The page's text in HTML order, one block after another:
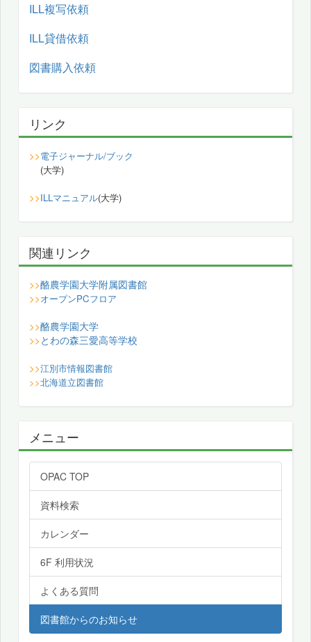
ILL複写依頼
ILL貸借依頼
図書購入依頼
リンク
>>電子ジャーナル/ブック
(大学)
>>ILLマニュアル(大学)
関連リンク
>>酪農学園大学附属図書館
>>オープンPCフロア
>>酪農学園大学
>> とわの森三愛高等学校
>>江別市情報図書館
>>北海道立図書館
メニュー
OPAC TOP
資料検索
カレンダー
6F 利用状況
よくある質問
図書館からのお知らせ